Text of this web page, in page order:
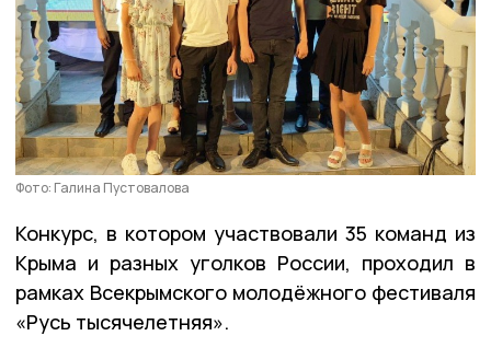
Фото: Галина Пустовалова
Конкурс, в котором участвовали 35 команд из
Крыма и разных уголков России, проходил в
рамках Всекрымского молодёжного фестиваля
«Русь тысячелетняя».